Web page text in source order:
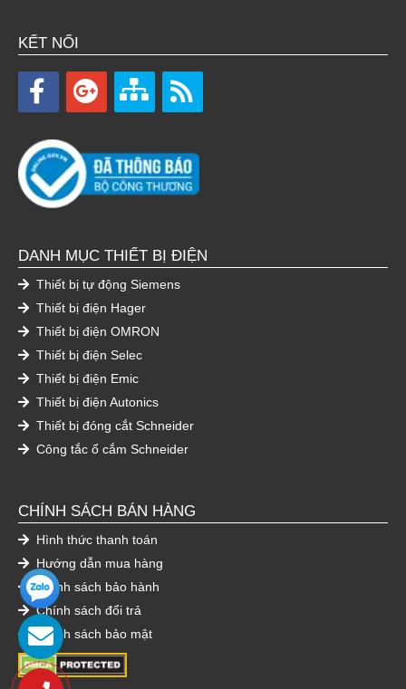
KẾT NỐI
DANH MỤC THIẾT BỊ ĐIỆN
Thiết bị tự động Siemens
Thiết bị điện Hager
Thiết bị điện OMRON
Thiết bị điện Selec
Thiết bị điện Emic
Thiết bị điện Autonics
Thiết bị đóng cắt Schneider
Công tắc ổ cắm Schneider
CHÍNH SÁCH BÁN HÀNG
Hình thức thanh toán
Hướng dẫn mua hàng
Chính sách bảo hành
Chính sách đổi trả
Chính sách bảo mật